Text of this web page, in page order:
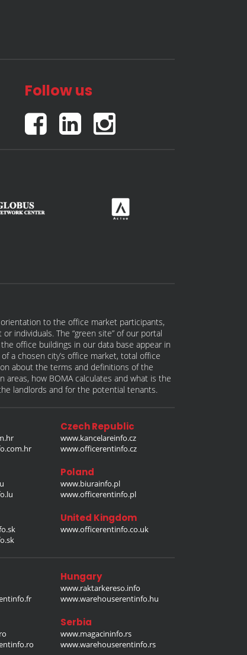
Follow us
to the office market participants,
individuals. The “green site” of our portal
office buildings in our data base appear in
a chosen city’s office market, total office
about the terms and definitions of the
how BOMA calculates and what is the
landlords and for the potential tenants.
Czech Republic
www.kancelareinfo.cz
www.officerentinfo.cz
Poland
www.biurainfo.pl
www.officerentinfo.pl
United Kingdom
www.officerentinfo.co.uk
Hungary
www.raktarkereso.info
www.warehouserentinfo.hu
Serbia
www.magacininfo.rs
www.warehouserentinfo.rs